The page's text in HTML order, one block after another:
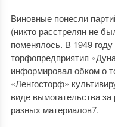
Виновные понесли
(никто расстрелян не
поменялось. В 1949 году
торфопредприятия
информировал обком о
«Ленгосторф»
виде вымогательства
разных материалов7.